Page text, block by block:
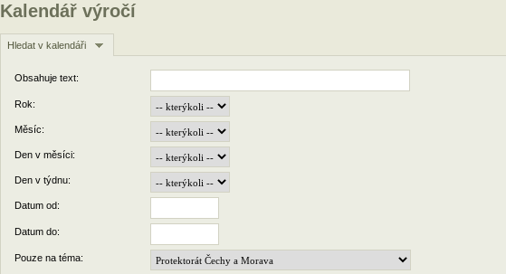
Kalendář výročí
Hledat v kalendáři
Obsahuje text:
Rok:
Měsíc:
Den v měsíci:
Den v týdnu:
Datum od:
Datum do:
Pouze na téma: